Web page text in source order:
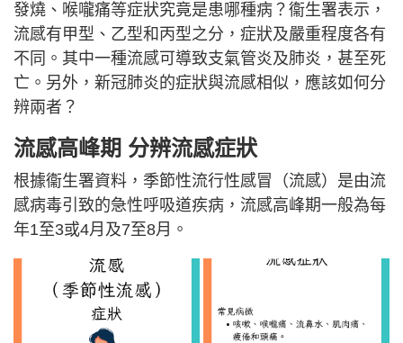
發燒、喉嚨痛等症狀究竟是患哪種病？衞生署表示，
流感有甲型、乙型和丙型之分，症狀及嚴重程度各有
不同。其中一種流感可導致支氣管炎及肺炎，甚至死
亡。另外，新冠肺炎的症狀與流感相似，應該如何分
辨兩者？
流感高峰期 分辨流感症狀
根據衞生署資料，季節性流行性感冒（流感）是由流
感病毒引致的急性呼吸道疾病，流感高峰期一般為每
年1至3或4月及7至8月。